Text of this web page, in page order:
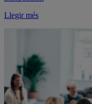
Llegir més